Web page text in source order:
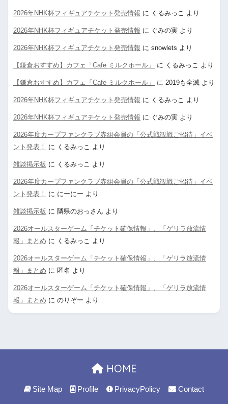
2026年NHK杯フィギュアチケット発売情報 に くるみっこ より
2026年NHK杯フィギュアチケット発売情報 に ぐみの実 より
2026年NHK杯フィギュアチケット発売情報 に snowlets より
【鎌倉おすすめ】カフェ「Cafe ミルクホール」 に くるみっこ より
【鎌倉おすすめ】カフェ「Cafe ミルクホール」 に 2019も全滅 より
2026年NHK杯フィギュアチケット発売情報 に くるみっこ より
2026年NHK杯フィギュアチケット発売情報 に ぐみの実 より
2026年度カープファンクラブ赤組会員の「公式戦観戦ご招待」イベ
ント発表！
に くるみっこ より
雑談掲示板 に くるみっこ より
2026年度カープファンクラブ赤組会員の「公式戦観戦ご招待」イベ
ント発表！
に にーにー より
雑談掲示板 に 隣県のおっさん より
2026オールスターゲーム「チケット確保情報」、「ゲリラ放流情
報」まとめ に くるみっこ より
2026オールスターゲーム「チケット確保情報」、「ゲリラ放流情
報」まとめ に 匿名 より
2026オールスターゲーム「チケット確保情報」、「ゲリラ放流情
報」まとめ に のりぞー より
HOME
Site Map Profile PrivacyPolicy Contact